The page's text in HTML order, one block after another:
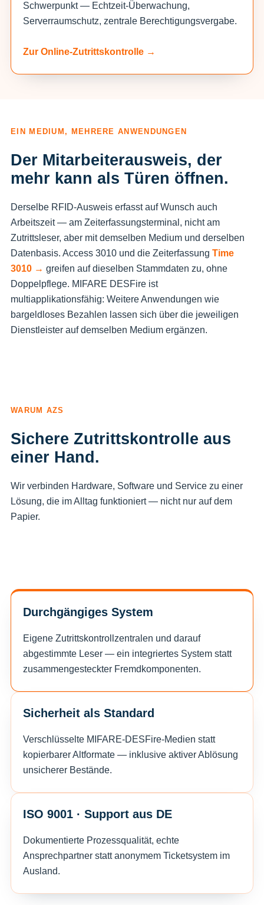
Schwerpunkt — Echtzeit-Überwachung,
Serverraumschutz, zentrale Berechtigungsvergabe.
Zur Online-Zutrittskontrolle →
EIN MEDIUM, MEHRERE ANWENDUNGEN
Der Mitarbeiterausweis, der
mehr kann als Türen öffnen.
Derselbe RFID-Ausweis erfasst auf Wunsch auch
Arbeitszeit — am Zeiterfassungsterminal, nicht am
Zutrittsleser, aber mit demselben Medium und derselben
Datenbasis. Access 3010 und die Zeiterfassung Time
3010 → greifen auf dieselben Stammdaten zu, ohne
Doppelpflege. MIFARE DESFire ist
multiapplikationsfähig: Weitere Anwendungen wie
bargeldloses Bezahlen lassen sich über die jeweiligen
Dienstleister auf demselben Medium ergänzen.
WARUM AZS
Sichere Zutrittskontrolle aus
einer Hand.
Wir verbinden Hardware, Software und Service zu einer
Lösung, die im Alltag funktioniert — nicht nur auf dem
Papier.
Durchgängiges System
Eigene Zutrittskontrollzentralen und darauf
abgestimmte Leser — ein integriertes System statt
zusammengesteckter Fremdkomponenten.
Sicherheit als Standard
Verschlüsselte MIFARE-DESFire-Medien statt
kopierbarer Altformate — inklusive aktiver Ablösung
unsicherer Bestände.
ISO 9001 · Support aus DE
Dokumentierte Prozessqualität, echte
Ansprechpartner statt anonymem Ticketsystem im
Ausland.